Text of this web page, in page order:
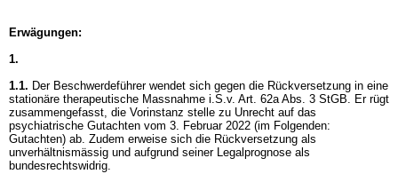
Erwägungen:
1.
1.1. Der Beschwerdeführer wendet sich gegen die Rückversetzung in eine
stationäre therapeutische Massnahme i.S.v. Art. 62a Abs. 3 StGB. Er rügt
zusammengefasst, die Vorinstanz stelle zu Unrecht auf das
psychiatrische Gutachten vom 3. Februar 2022 (im Folgenden:
Gutachten) ab. Zudem erweise sich die Rückversetzung als
unverhältnismässig und aufgrund seiner Legalprognose als
bundesrechtswidrig.